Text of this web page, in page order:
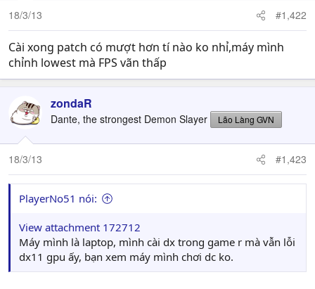
18/3/13 #1,422
Cài xong patch có mượt hơn tí nào ko nhỉ,máy mình
chỉnh lowest mà FPS vãn thấp
zondaR
Dante, the strongest Demon Slayer Lão Làng GVN
18/3/13 #1,423
PlayerNo51 nói:
View attachment 172712
Máy mình là laptop, mình cài dx trong game r mà vẫn lỗi
dx11 gpu ấy, bạn xem máy mình chơi dc ko.